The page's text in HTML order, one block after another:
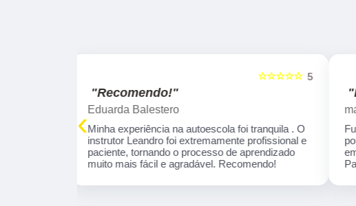
5
☆☆☆☆☆
"Excelente!"
marcelo leandro Gabriel
Fui muito bem orientado pela Instrutora Ivone,
por sinal é uma educadora, que se concentra
em necessidades específicas de aprendizado,
Parabéns por esta profissional!
‹